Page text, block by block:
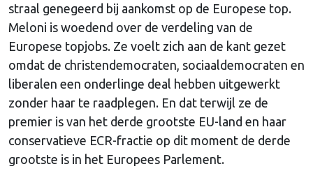
straal genegeerd bij aankomst op de Europese top.
Meloni is woedend over de verdeling van de
Europese topjobs. Ze voelt zich aan de kant gezet
omdat de christendemocraten, sociaaldemocraten en
liberalen een onderlinge deal hebben uitgewerkt
zonder haar te raadplegen. En dat terwijl ze de
premier is van het derde grootste EU-land en haar
conservatieve ECR-fractie op dit moment de derde
grootste is in het Europees Parlement.